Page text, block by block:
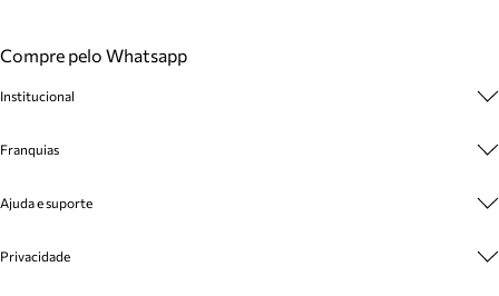
Compre pelo Whatsapp
Institucional
Cashback
Venda Corporativa
Mapa do Site
Franquias
Plano de Negócio
Ajuda e suporte
Cadastro
Privacidade